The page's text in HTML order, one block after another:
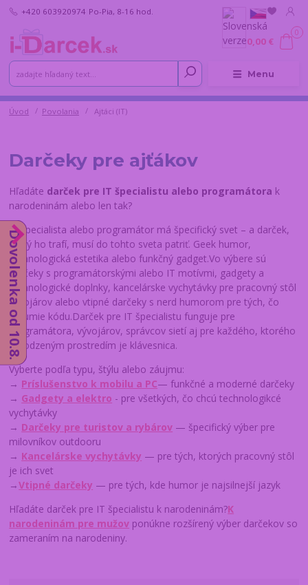
Menu
+420 603920974 Po-Pia, 8-16 hod.
0
0,00 €
Úvod Povolania Ajtáci (IT)
Darčeky pre ajťákov
Hľadáte darček pre IT špecialistu alebo programátora k
narodeninám alebo len tak?
IT špecialista alebo programátor má špecifický svet – a darček,
ktorý ho trafí, musí do tohto sveta patriť. Geek humor,
technologická estetika alebo funkčný gadget.Vo výbere sú
hrnčeky s programátorskými alebo IT motívmi, gadgety a
technologické doplnky, kancelárske vychytávky pre pracovný stôl
vývojárov alebo vtipné darčeky s nerd humorom pre tých, čo
rozumie kódu.Darček pre IT špecialistu funguje pre
programátora, vývojárov, správcov sietí aj pre každého, ktorého
prirodzeným prostredím je klávesnica.
Vyberte podľa typu, štýlu alebo záujmu:
→ Príslušenstvo k mobilu a PC— funkčné a moderné darčeky
→ Gadgety a elektro - pre všetkých, čo chcú technologikcé
vychytávky
→ Darčeky pre turistov a rybárov — špecifický výber pre
milovníkov outdooru
→ Kancelárske vychytávky — pre tých, ktorých pracovný stôl
je ich svet
→Vtipné darčeky — pre tých, kde humor je najsilnejší jazyk
Hľadáte darček pre IT špecialistu k narodeninám?K
narodeninám pre mužov ponúkne rozšírený výber darčekov so
zameraním na narodeniny.
Dovolenka od 10.8.